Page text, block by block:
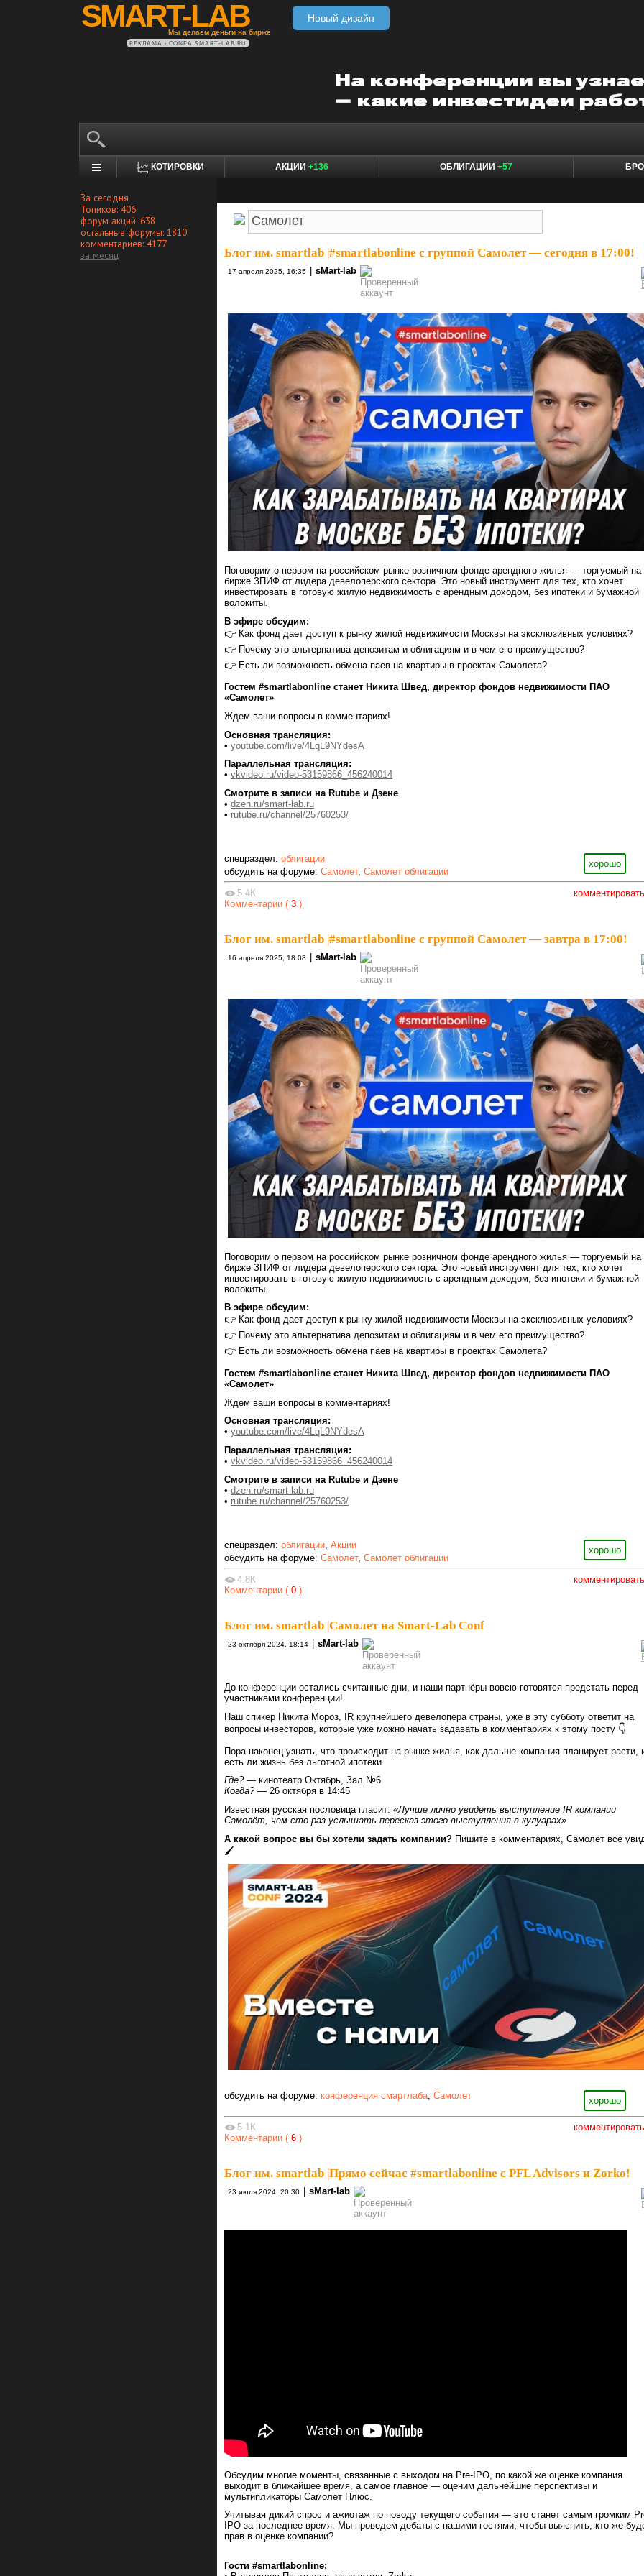
SMART-LAB
Мы делаем деньги на бирже
Новый дизайн
РЕКЛАМА • CONFA.SMART-LAB.RU
КОТИРОВКИ АКЦИИ +136 ОБЛИГАЦИИ +57
За сегодня
Топиков: 406
форум акций: 638
остальные форумы: 1810
комментариев: 4177
за месяц
Блог им. smartlab #smartlabonline с группой Самолет — сегодня в 17:00!
17 апреля 2025, 16:35 sMart-lab
Поговорим о первом на российском рынке розничном фонде арендного жилья — торгуемый на
бирже ЗПИФ от лидера девелоперского сектора. Это новый инструмент для тех, кто хочет
инвестировать в готовую жилую недвижимость с арендным доходом, без ипотеки и бумажной
волокиты.
В эфире обсудим:
👉 Как фонд дает доступ к рынку жилой недвижимости Москвы на эксклюзивных условиях?
👉 Почему это альтернатива депозитам и облигациям и в чем его преимущество?
👉 Есть ли возможность обмена паев на квартиры в проектах Самолета?
Гостем #smartlabonline станет Никита Швед, директор фондов недвижимости ПАО
«Самолет»
Ждем ваши вопросы в комментариях!
Основная трансляция:
• youtube.com/live/4LqL9NYdesA
Параллельная трансляция:
• vkvideo.ru/video-53159866_456240014
Смотрите в записи на Rutube и Дзене
• dzen.ru/smart-lab.ru
• rutube.ru/channel/25760253/
хорошо
спецраздел: облигации
обсудить на форуме: Самолет, Самолет облигации
комментировать
5.4К
Комментарии ( 3 )
Блог им. smartlab |#smartlabonline с группой Самолет — завтра в 17:00!
16 апреля 2025, 18:08 sMart-lab
Поговорим о первом на российском рынке розничном фонде арендного жилья — торгуемый на
бирже ЗПИФ от лидера девелоперского сектора. Это новый инструмент для тех, кто хочет
инвестировать в готовую жилую недвижимость с арендным доходом, без ипотеки и бумажной
волокиты.
В эфире обсудим:
👉 Как фонд дает доступ к рынку жилой недвижимости Москвы на эксклюзивных условиях?
👉 Почему это альтернатива депозитам и облигациям и в чем его преимущество?
👉 Есть ли возможность обмена паев на квартиры в проектах Самолета?
Гостем #smartlabonline станет Никита Швед, директор фондов недвижимости ПАО
«Самолет»
Ждем ваши вопросы в комментариях!
Основная трансляция:
• youtube.com/live/4LqL9NYdesA
Параллельная трансляция:
• vkvideo.ru/video-53159866_456240014
Смотрите в записи на Rutube и Дзене
• dzen.ru/smart-lab.ru
• rutube.ru/channel/25760253/
хорошо
спецраздел: облигации Акции
обсудить на форуме: Самолет, Самолет облигации
комментировать
4.8К
Комментарии ( 0 )
Блог им. smartlab |Самолет на Smart-Lab Conf
23 октября 2024, 18:14 sMart-lab
До конференции остались считанные дни, и наши партнёры вовсю готовятся предстать перед
участниками конференции!
Наш спикер Никита Мороз, IR крупнейшего девелопера страны, уже в эту субботу ответит на
вопросы инвесторов, которые уже можно начать задавать в комментариях к этому посту 👇
Пора наконец узнать, что происходит на рынке жилья, как дальше компания планирует расти,
есть ли жизнь без льготной ипотеки.
Где?— кинотеатр Октябрь, Зал №6
Когда?— 26 октября в 14:45
Известная русская пословица гласит: «Лучше лично увидеть выступление IR компании
Самолёт, чем сто раз услышать пересказ этого выступления в кулуарах»
А какой вопрос вы бы хотели задать компании? Пишите в комментариях, Самолёт всё
🖌
хорошо
обсудить на форуме: конференция смартлаба, Самолет
комментировать
5.1К
Комментарии ( 6 )
Блог им. smartlab Прямо сейчас #smartlabonline с PFL Advisors и Zorko!
23 июля 2024, 20:30 sMart-lab
Обсудим многие моменты, связанные с выходом на Pre-IPO, по какой же оценке компания
выходит в ближайшее время, а самое главное — оценим дальнейшие перспективы и
мультипликаторы Самолет Плюс.
Учитывая дикий спрос и ажиотаж по поводу текущего события — это станет самым громким
IPO за последнее время. Мы проведем дебаты с нашими гостями, чтобы выяснить, кто же
прав в оценке компании?
Гости #smartlabonline: